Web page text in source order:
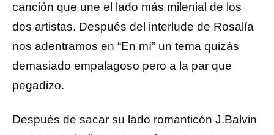
canción que une el lado más milenial de los
dos artistas. Después del interlude de Rosalía
nos adentramos en “En mí” un tema quizás
demasiado empalagoso pero a la par que
pegadizo.
Después de sacar su lado romanticón J.Balvin